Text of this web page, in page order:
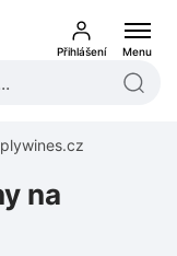
Přihlášení Menu
na